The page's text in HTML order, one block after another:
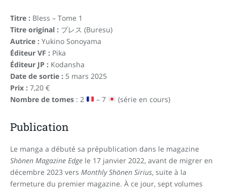
Titre : Bless – Tome 1
Titre original : ブレス (Buresu)
Autrice : Yukino Sonoyama
Éditeur VF : Pika
Éditeur JP : Kodansha
Date de sortie : 5 mars 2025
Prix : 7,20 €
Nombre de tomes : 2 – 7 (série en cours)
Publication
Le manga a débuté sa prépublication dans le magazine
Shōnen Magazine Edge le 17 janvier 2022, avant de migrer en
décembre 2023 vers Monthly Shōnen Sirius, suite à la
fermeture du premier magazine. À ce jour, sept volumes